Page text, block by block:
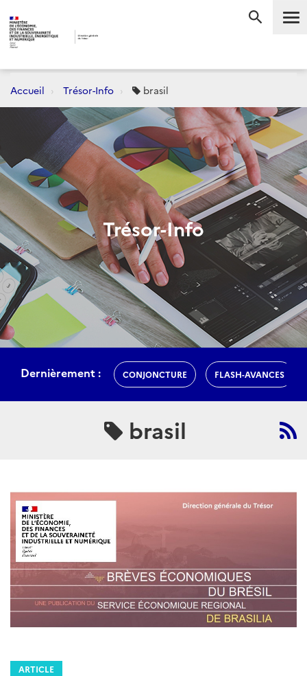
Accueil Trésor-Info brasil
Trésor-Info
Dernièrement : CONJONCTURE FLASH-AVANCES
brasil
ARTICLE